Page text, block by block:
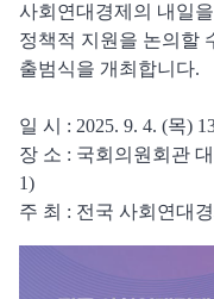
사회연대경제의 내일
정책적 지원을 논의할
출범식을 개최합니다.
일 시 : 2025. 9. 4. (목)
장 소 : 국회의원회관
1)
주 최 : 전국 사회연대